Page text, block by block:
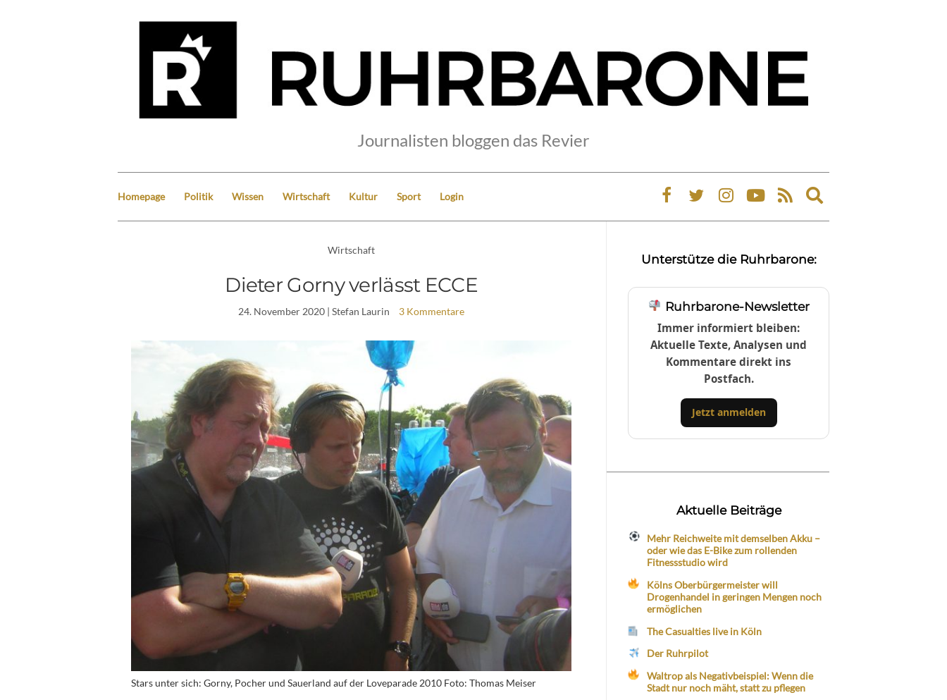
Journalisten bloggen das Revier
Homepage Politik Wissen Wirtschaft Kultur Sport Login
Expand
search
Wirtschaft
Dieter Gorny verlässt ECCE
24. November 2020 | Stefan Laurin 3 Kommentare
Stars unter sich: Gorny, Pocher und Sauerland auf der Loveparade 2010 Foto: Thomas Meiser
Unterstütze die Ruhrbarone:
Ruhrbarone-Newsletter
Immer informiert bleiben:
Aktuelle Texte, Analysen und
Kommentare direkt ins
Postfach.
Jetzt anmelden
Aktuelle Beiträge
Mehr Reichweite mit demselben Akku –
oder wie das E-Bike zum rollenden
Fitnessstudio wird
Kölns Oberbürgermeister will
Drogenhandel in geringen Mengen noch
ermöglichen
The Casualties live in Köln
Der Ruhrpilot
Waltrop als Negativbeispiel: Wenn die
Stadt nur noch mäht, statt zu pflegen